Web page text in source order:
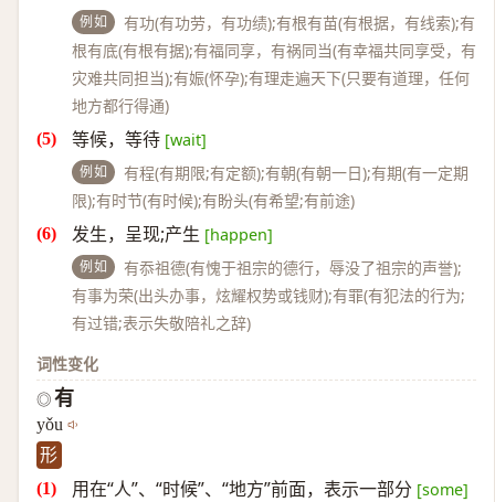
例如
有功(有功劳，有功绩);有根有苗(有根据，有线索);有
根有底(有根有据);有福同享，有祸同当(有幸福共同享受，有
灾难共同担当);有娠(怀孕);有理走遍天下(只要有道理，任何
地方都行得通)
等候，等待 [wait]
例如
有程(有期限;有定额);有朝(有朝一日);有期(有一定期
限);有时节(有时候);有盼头(有希望;有前途)
发生，呈现;产生 [happen]
例如
有忝祖德(有愧于祖宗的德行，辱没了祖宗的声誉);
有事为荣(出头办事，炫耀权势或钱财);有罪(有犯法的行为;
有过错;表示失敬陪礼之辞)
词性变化
◎ 有
yǒu
形
用在“人”、“时候”、“地方”前面，表示一部分 [some]